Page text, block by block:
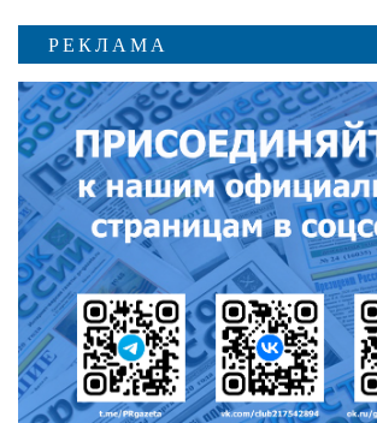
РЕКЛАМА